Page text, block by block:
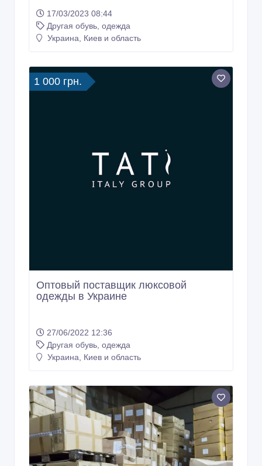
17/03/2023 08:44
Другая обувь, одежда
Украина, Киев и область
1 000 грн.
Оптовый поставщик люксовой
одежды в Украине
27/06/2022 12:36
Другая обувь, одежда
Украина, Киев и область